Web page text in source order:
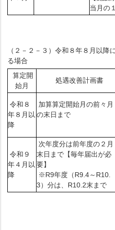
当月の
（２－２－３）令和８年８月以降
る場合
算定開
始月
処遇改善計画書
令和８
年８月以
降
加算算定開始月の前々月
の末日まで
令和９
年４月以
降
次年度分は前年度の２月
末日まで【毎年届出が必
要】
※R9年度（R9.4～R10.
3）分は、R10.2末まで